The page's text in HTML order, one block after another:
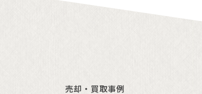
売却・買取事例